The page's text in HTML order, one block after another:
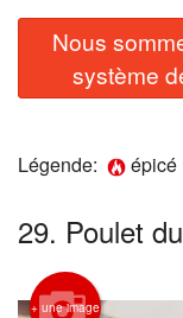
Commander en
Emplacement
Connection
Inscription
Panier (0)
Nous
système
Légende: épicé
29. Poulet
+ une image